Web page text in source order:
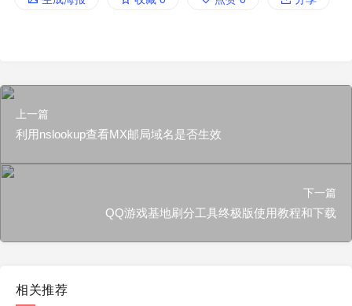
上一篇
利用nslookup查看MX邮局域名是否生效
下一篇
QQ游戏基地刷分工具终极版使用教程和下载
相关推荐